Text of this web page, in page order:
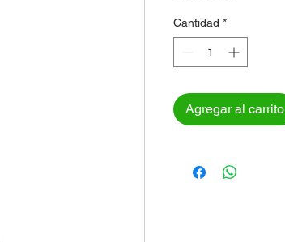
Cantidad *
Agregar al carrito